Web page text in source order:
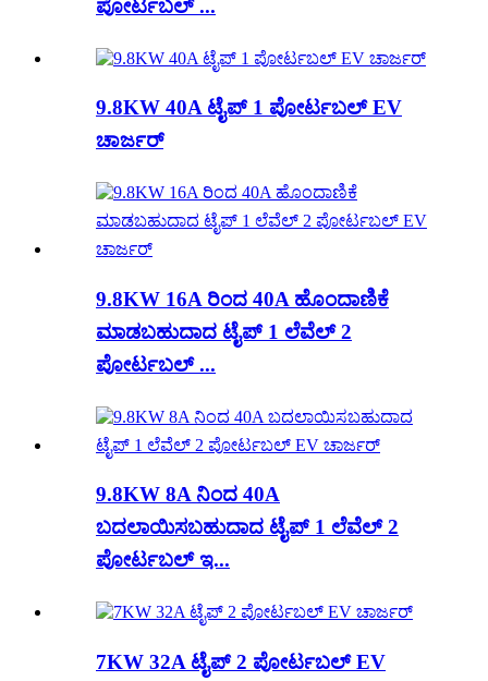
ಪೋರ್ಟಬಲ್ ...
9.8KW 40A ಟೈಪ್ 1 ಪೋರ್ಟಬಲ್ EV
ಚಾರ್ಜರ್
9.8KW 16A ರಿಂದ 40A ಹೊಂದಾಣಿಕೆ
ಮಾಡಬಹುದಾದ ಟೈಪ್ 1 ಲೆವೆಲ್ 2
ಪೋರ್ಟಬಲ್ ...
9.8KW 8A ನಿಂದ 40A
ಬದಲಾಯಿಸಬಹುದಾದ ಟೈಪ್ 1 ಲೆವೆಲ್ 2
ಪೋರ್ಟಬಲ್ ಇ...
7KW 32A ಟೈಪ್ 2 ಪೋರ್ಟಬಲ್ EV